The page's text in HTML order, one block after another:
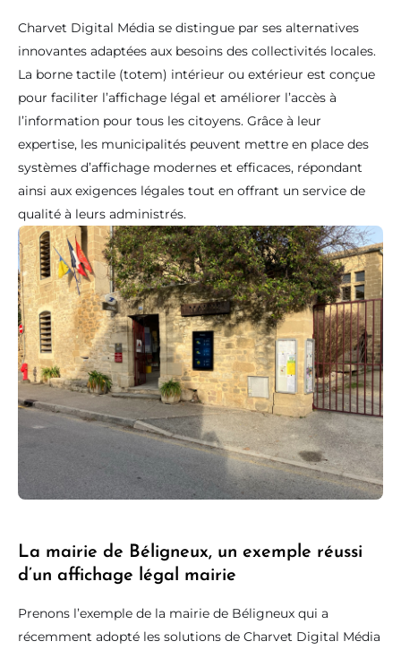
Charvet Digital Média se distingue par ses alternatives
innovantes adaptées aux besoins des collectivités locales.
La borne tactile (totem) intérieur ou extérieur est conçue
pour faciliter l’affichage légal et améliorer l’accès à
l’information pour tous les citoyens. Grâce à leur
expertise, les municipalités peuvent mettre en place des
systèmes d’affichage modernes et efficaces, répondant
ainsi aux exigences légales tout en offrant un service de
qualité à leurs administrés.
La mairie de Béligneux, un exemple réussi
d’un affichage légal mairie
Prenons l’exemple de la mairie de Béligneux qui a
récemment adopté les solutions de Charvet Digital Média